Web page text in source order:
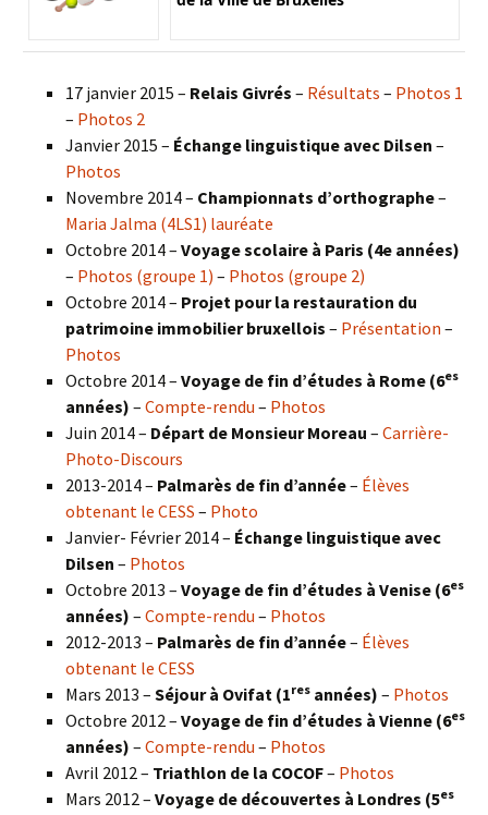
17 janvier 2015 – Relais Givrés – Résultats – Photos 1
– Photos 2
Janvier 2015 – Échange linguistique avec Dilsen –
Photos
Novembre 2014 – Championnats d’orthographe–
Maria Jalma (4LS1) lauréate
Octobre 2014 – Voyage scolaire à Paris (4e années)
– Photos (groupe 1) – Photos (groupe 2)
Octobre 2014 – Projet pour la restauration du
patrimoine immobilier bruxellois – Présentation –
Photos
Octobre 2014 – Voyage de fin d’études à Rome (6es
années) – Compte-rendu – Photos
Juin 2014 – Départ de Monsieur Moreau – Carrière-
Photo-Discours
2013-2014 – Palmarès de fin d’année– Élèves
obtenant le CESS – Photo
Janvier- Février 2014 – Échange linguistique avec
Dilsen – Photos
Octobre 2013 – Voyage de fin d’études à Venise (6es
années) – Compte-rendu – Photos
2012-2013 – Palmarès de fin d’année– Élèves
obtenant le CESS
Mars 2013 – Séjour à Ovifat (1res années) – Photos
Octobre 2012 – Voyage de fin d’études à Vienne (6es
années) – Compte-rendu – Photos
Avril 2012 – Triathlon de la COCOF– Photos
Mars 2012 – Voyage de découvertes à Londres (5es